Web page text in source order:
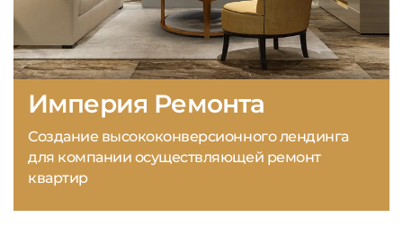
Империя Ремонта
Создание высококонверсионного лендинга
для компании осуществляющей ремонт
квартир